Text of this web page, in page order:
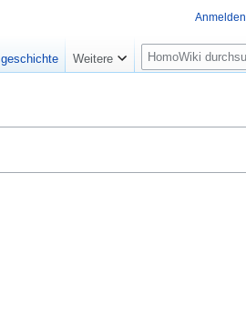
Anmelden
Weitere
Suche